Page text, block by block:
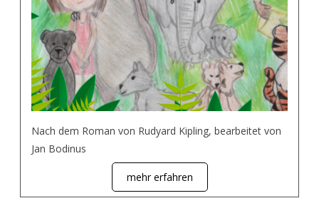
Nach dem Roman von Rudyard Kipling, bearbeitet von
Jan Bodinus
mehr erfahren